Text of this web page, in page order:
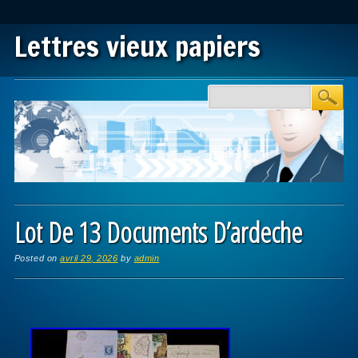
Lettres vieux papiers
Main menu
Lot De 13 Documents D’ardeche
Posted onavril 29, 2026 by admin